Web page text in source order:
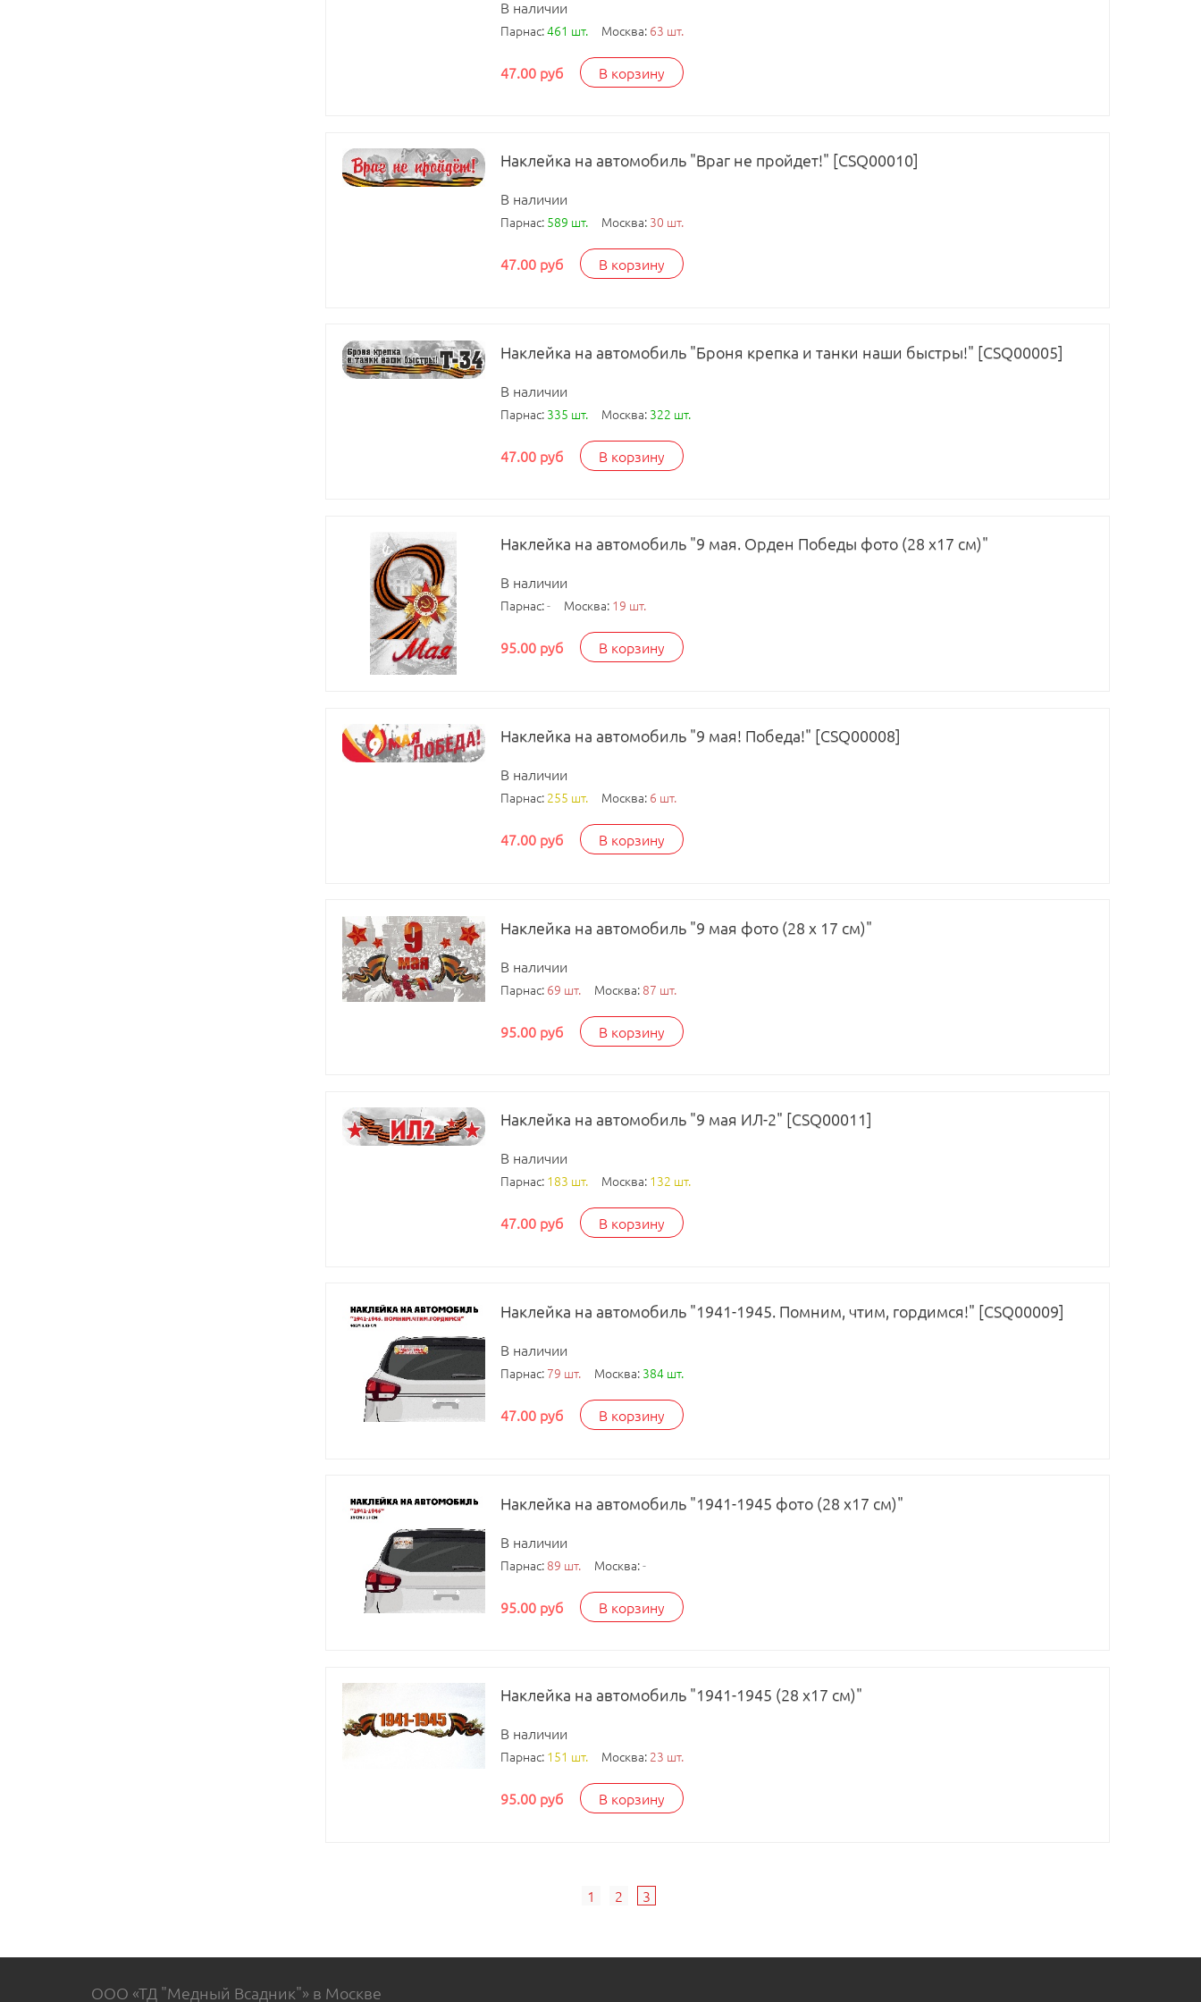
В наличии
Парнас:461 шт. Москва: 63 шт.
47.00 руб В корзину
Наклейка на автомобиль "Враг не пройдет!" [CSQ00010]
В наличии
Парнас: 589 шт. Москва: 30 шт.
47.00 руб В корзину
Наклейка на автомобиль "Броня крепка и танки наши быстры!" [CSQ00005]
В наличии
Парнас: 335 шт. Москва: 322 шт.
47.00 руб В корзину
Наклейка на автомобиль "9 мая. Орден Победы фото (28 х17 см)"
В наличии
Парнас:- Москва: 19 шт.
95.00 руб В корзину
Наклейка на автомобиль "9 мая! Победа!" [CSQ00008]
В наличии
Парнас: 255 шт. Москва: 6 шт.
47.00 руб В корзину
Наклейка на автомобиль "9 мая фото (28 х 17 см)"
В наличии
Парнас: 69 шт. Москва: 87 шт.
95.00 руб В корзину
Наклейка на автомобиль "9 мая ИЛ-2" [CSQ00011]
В наличии
Парнас: 183 шт. Москва: 132 шт.
47.00 руб В корзину
Наклейка на автомобиль "1941-1945. Помним, чтим, гордимся!" [CSQ00009]
В наличии
Парнас: 79 шт. Москва: 384 шт.
47.00 руб В корзину
Наклейка на автомобиль "1941-1945 фото (28 х17 см)"
В наличии
Парнас: 89 шт. Москва:-
95.00 руб В корзину
Наклейка на автомобиль "1941-1945 (28 х17 см)"
В наличии
Парнас: 151 шт. Москва: 23 шт.
95.00 руб В корзину
1 2 3
ООО «ТД "Медный Всадник"» в Москве